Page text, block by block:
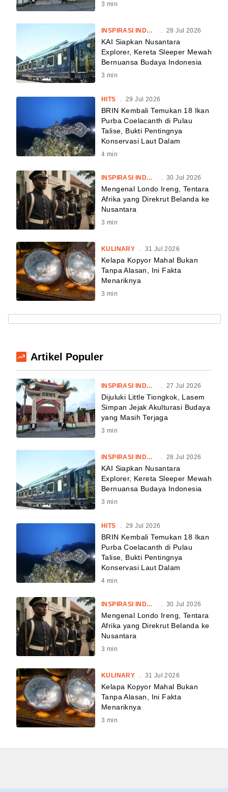
3 min
INSPIRASI INDONESIA . 28 Jul 2026
KAI Siapkan Nusantara
Explorer, Kereta Sleeper Mewah
Bernuansa Budaya Indonesia
3 min
HITS 29 Jul 2026
BRIN Kembali Temukan 18 Ikan
Purba Coelacanth di Pulau
Talise, Bukti Pentingnya
Konservasi Laut Dalam
4 min
INSPIRASI INDONESIA 30 Jul 2026
Mengenal Londo Ireng, Tentara
Afrika yang Direkrut Belanda ke
Nusantara
3 min
KULINARY . 31 Jul 2026
Kelapa Kopyor Mahal Bukan
Tanpa Alasan, Ini Fakta
Menariknya
3 min
Artikel Populer
INSPIRASI INDONESIA . 27 Jul 2026
Dijuluki Little Tiongkok, Lasem
Simpan Jejak Akulturasi Budaya
yang Masih Terjaga
3 min
INSPIRASI INDONESIA . 28 Jul 2026
KAI Siapkan Nusantara
Explorer, Kereta Sleeper Mewah
Bernuansa Budaya Indonesia
3 min
HITS 29 Jul 2026
BRIN Kembali Temukan 18 Ikan
Purba Coelacanth di Pulau
Talise, Bukti Pentingnya
Konservasi Laut Dalam
4 min
INSPIRASI INDONESIA 30 Jul 2026
Mengenal Londo Ireng, Tentara
Afrika yang Direkrut Belanda ke
Nusantara
3 min
KULINARY . 31 Jul 2026
Kelapa Kopyor Mahal Bukan
Tanpa Alasan, Ini Fakta
Menariknya
3 min